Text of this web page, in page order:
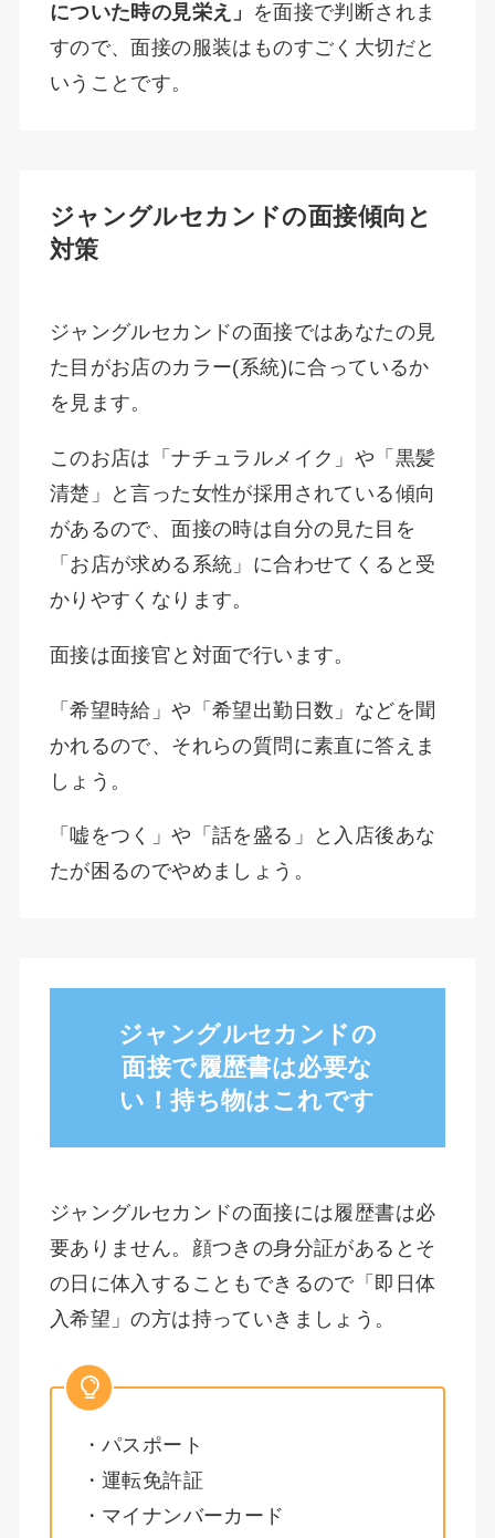
についた時の見栄え」
を面接で判断されま
すので、面接の服装はものすごく大切だと
いうことです。
ジャングルセカンドの面接傾向と
対策
ジャングルセカンドの面接ではあなたの見
た目がお店のカラー(系統)に合っているか
を見ます。
このお店は「ナチュラルメイク」や「黒髪
清楚」と言った女性が採用されている傾向
があるので、面接の時は自分の見た目を
「お店が求める系統」に合わせてくると受
かりやすくなります。
面接は面接官と対面で行います。
「希望時給」や「希望出勤日数」などを聞
かれるので、それらの質問に素直に答えま
しょう。
「嘘をつく」や「話を盛る」と入店後あな
たが困るのでやめましょう。
ジャングルセカンドの
面接で履歴書は必要な
い！持ち物はこれです
ジャングルセカンドの面接には履歴書は必
要ありません。顔つきの身分証があるとそ
の日に体入することもできるので「即日体
入希望」の方は持っていきましょう。
・パスポート
・運転免許証
・マイナンバーカード